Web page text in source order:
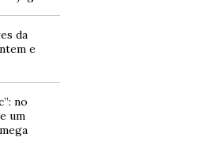
da
e
no
um